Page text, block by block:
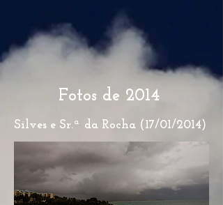
Fotos de 2014
Silves e Sr.ª da Rocha (17/01/2014)